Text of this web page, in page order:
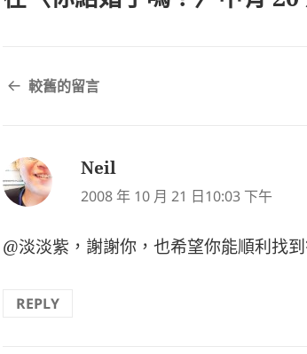
留
較舊的留言
Neil
示:
2008 年 10 月 21 日10:03 下午
@淡淡紫，謝謝你，也希望你能順利找
REPLY